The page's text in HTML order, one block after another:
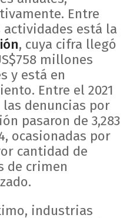
Entre
actividades está la
, cuya cifra llegó
millones
y está en
Entre el 2021
las denuncias por
pasaron de 3,283
ocasionadas por
cantidad de
de crimen
industrias